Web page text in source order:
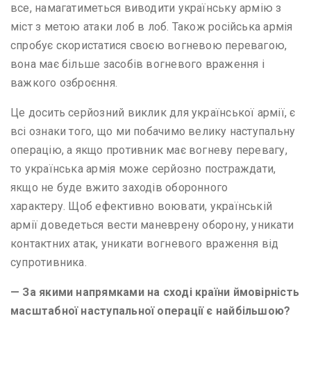
все, намагатиметься виводити українську армію з
міст з метою атаки лоб в лоб. Також російська армія
спробує скористатися своєю вогневою перевагою,
вона має більше засобів вогневого враження і
важкого озброєння.
Це досить серйозний виклик для української армії, є
всі ознаки того, що ми побачимо велику наступальну
операцію, а якщо противник має вогневу перевагу,
то українська армія може серйозно постраждати,
якщо не буде вжито заходів оборонного
характеру. Щоб ефективно воювати, українській
армії доведеться вести маневрену оборону, уникати
контактних атак, уникати вогневого враження від
супротивника.
— За якими напрямками на сході країни ймовірність
масштабної наступальної операції є найбільшою?